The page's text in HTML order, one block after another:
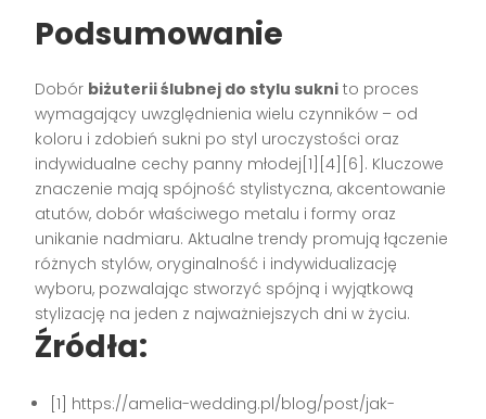
Podsumowanie
Dobór biżuterii ślubnej do stylu sukni to proces
wymagający uwzględnienia wielu czynników – od
koloru i zdobień sukni po styl uroczystości oraz
indywidualne cechy panny młodej[1][4][6]. Kluczowe
znaczenie mają spójność stylistyczna, akcentowanie
atutów, dobór właściwego metalu i formy oraz
unikanie nadmiaru. Aktualne trendy promują łączenie
różnych stylów, oryginalność i indywidualizację
wyboru, pozwalając stworzyć spójną i wyjątkową
stylizację na jeden z najważniejszych dni w życiu.
Źródła:
[1] https://amelia-wedding.pl/blog/post/jak-